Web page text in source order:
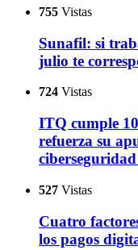
755 Vistas
Sunafil: si
julio te
724 Vistas
ITQ cumple
refuerza su
527 Vistas
Cuatro
los pagos